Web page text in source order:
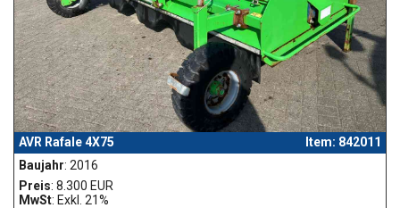
AVR Rafale 4X75
Item: 842011
Baujahr: 2016
Preis: 8.300 EUR
MwSt: Exkl. 21%